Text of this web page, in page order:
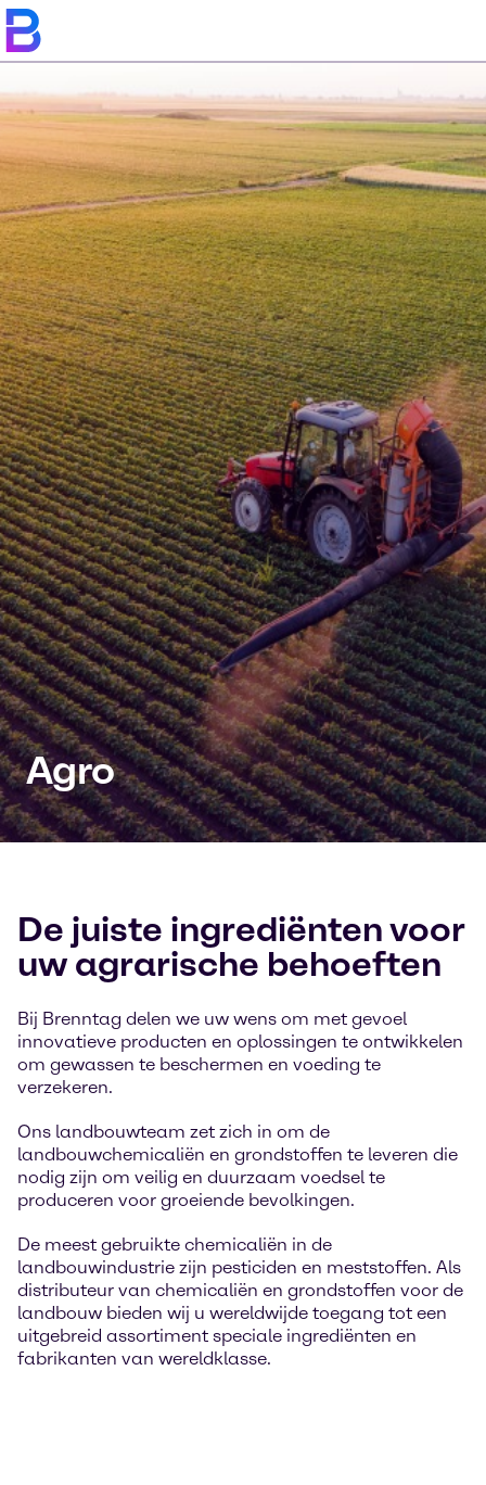
Agro
De juiste ingrediënten voor
uw agrarische behoeften
Bij Brenntag delen we uw wens om met gevoel
innovatieve producten en oplossingen te ontwikkelen
om gewassen te beschermen en voeding te
verzekeren.
Ons landbouwteam zet zich in om de
landbouwchemicaliën en grondstoffen te leveren die
nodig zijn om veilig en duurzaam voedsel te
produceren voor groeiende bevolkingen.
De meest gebruikte chemicaliën in de
landbouwindustrie zijn pesticiden en meststoffen. Als
distributeur van chemicaliën en grondstoffen voor de
landbouw bieden wij u wereldwijde toegang tot een
uitgebreid assortiment speciale ingrediënten en
fabrikanten van wereldklasse.